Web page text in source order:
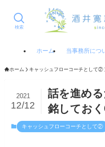
検索
ホーム 当事務所につ
ホーム キャッシュフローコーチとして②
話を進め
銘してお
2021
12/12
キャッシュフローコーチとして②